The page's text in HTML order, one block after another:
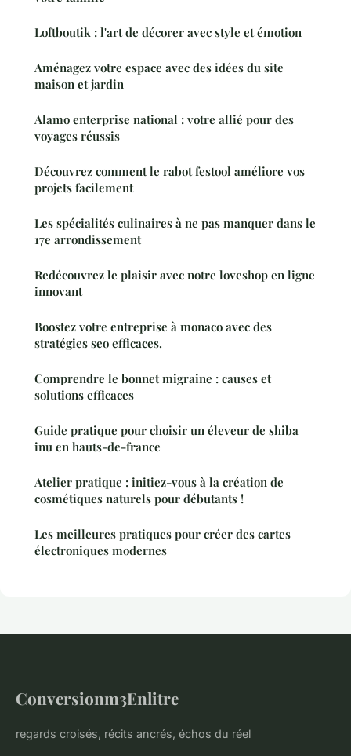
Loftboutik : l'art de décorer avec style et émotion
Aménagez votre espace avec des idées du site
maison et jardin
Alamo enterprise national : votre allié pour des
voyages réussis
Découvrez comment le rabot festool améliore vos
projets facilement
Les spécialités culinaires à ne pas manquer dans le
17e arrondissement
Redécouvrez le plaisir avec notre loveshop en ligne
innovant
Boostez votre entreprise à monaco avec des
stratégies seo efficaces.
Comprendre le bonnet migraine : causes et
solutions efficaces
Guide pratique pour choisir un éleveur de shiba
inu en hauts-de-france
Atelier pratique : initiez-vous à la création de
cosmétiques naturels pour débutants !
Les meilleures pratiques pour créer des cartes
électroniques modernes
Conversionm3Enlitre
regards croisés, récits ancrés, échos du réel